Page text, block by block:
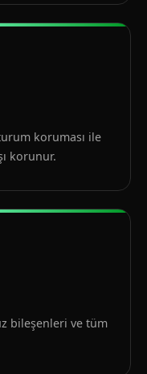
koruması ile
korunur.
bileşenleri ve tüm